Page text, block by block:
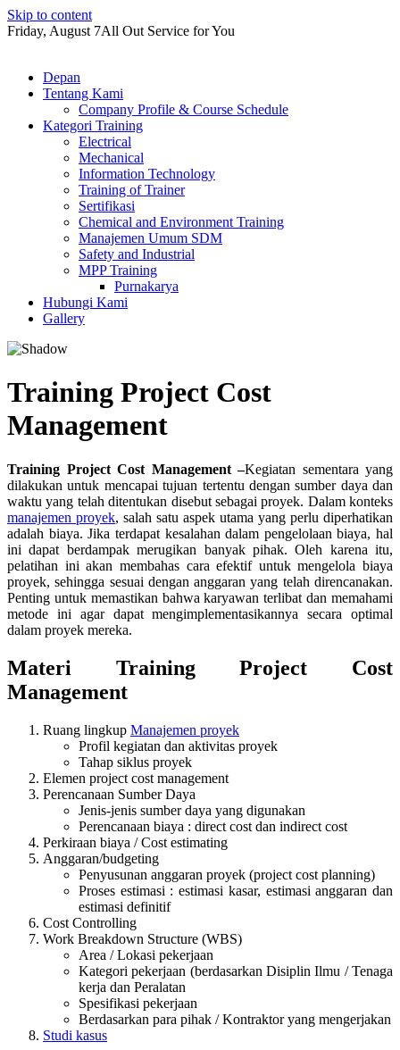
Skip to content
Friday, August 7All Out Service for You
Depan
Tentang Kami
Company Profile & Course Schedule
Kategori Training
Electrical
Mechanical
Information Technology
Training of Trainer
Sertifikasi
Chemical and Environment Training
Manajemen Umum SDM
Safety and Industrial
MPP Training
Purnakarya
Hubungi Kami
Gallery
Training Project Cost
Management
Training Project Cost Management –Kegiatan sementara yang
dilakukan untuk mencapai tujuan tertentu dengan sumber daya dan
waktu yang telah ditentukan disebut sebagai proyek. Dalam konteks
manajemen proyek, salah satu aspek utama yang perlu diperhatikan
adalah biaya. Jika terdapat kesalahan dalam pengelolaan biaya, hal
ini dapat berdampak merugikan banyak pihak. Oleh karena itu,
pelatihan ini akan membahas cara efektif untuk mengelola biaya
proyek, sehingga sesuai dengan anggaran yang telah direncanakan.
Penting untuk memastikan bahwa karyawan terlibat dan memahami
metode ini agar dapat mengimplementasikannya secara optimal
dalam proyek mereka.
Materi Training Project Cost
Management
Ruang lingkup Manajemen proyek
Profil kegiatan dan aktivitas proyek
Tahap siklus proyek
Elemen project cost management
Perencanaan Sumber Daya
Jenis-jenis sumber daya yang digunakan
Perencanaan biaya : direct cost dan indirect cost
Perkiraan biaya / Cost estimating
Anggaran/budgeting
Penyusunan anggaran proyek (project cost planning)
Proses estimasi : estimasi kasar, estimasi anggaran dan
estimasi definitif
Cost Controlling
Work Breakdown Structure (WBS)
Area / Lokasi pekerjaan
Kategori pekerjaan (berdasarkan Disiplin Ilmu / Tenaga
kerja dan Peralatan
Spesifikasi pekerjaan
Berdasarkan para pihak / Kontraktor yang mengerjakan
Studi kasus